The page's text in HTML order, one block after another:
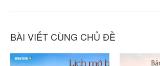
BÀI VIẾT CÙNG CHỦ ĐỀ